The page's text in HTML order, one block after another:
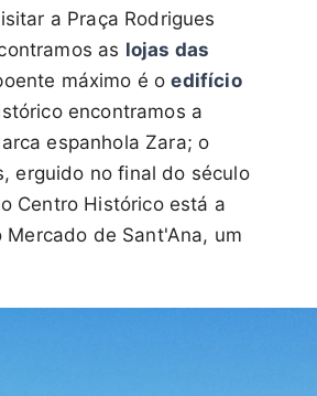
a Praça Rodrigues
as lojas das
máximo é oedifício
encontramos a
espanhola Zara; o
erguido no final do século
Centro Histórico está a
de Sant'Ana, um